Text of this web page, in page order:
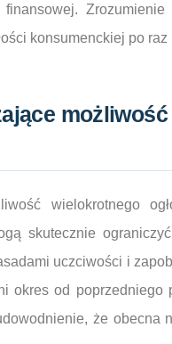
konsumenckiej po raz
wielokrotnego
skutecznie
uczciwości i
okres od
że obecna